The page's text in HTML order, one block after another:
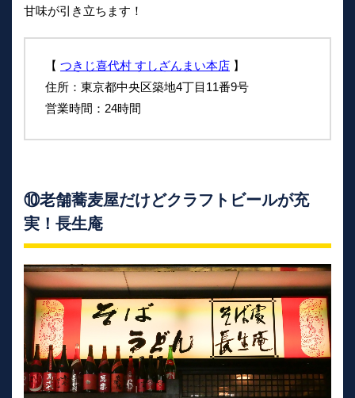
甘味が引き立ちます！
【 つきじ喜代村 すしざんまい本店 】
住所：東京都中央区築地4丁目11番9号
営業時間：24時間
⑩老舗蕎麦屋だけどクラフトビールが充
実！長生庵